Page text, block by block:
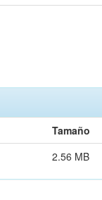
Tamaño
2.56 MB